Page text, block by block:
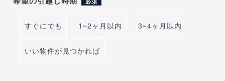
すぐにでも 1~2ヶ月以内 3~4ヶ月以内
いい物件が見つかれば